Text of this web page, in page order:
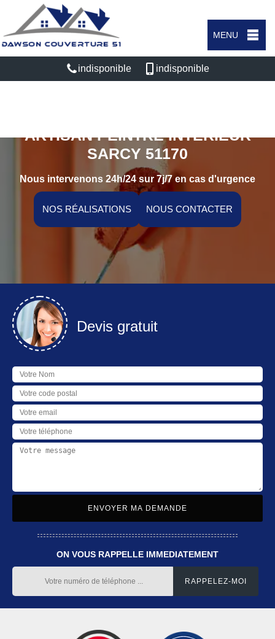
MENU
indisponible indisponible
ARTISAN PEINTRE INTÉRIEUR
SARCY 51170
Nous intervenons 24h/24 sur 7j/7 en cas d'urgence
NOS RÉALISATIONS NOUS CONTACTER
Devis gratuit
ON VOUS RAPPELLE IMMEDIATEMENT